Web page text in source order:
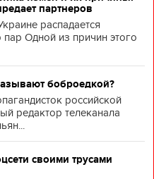
партнеров
распадается
Одной из причин этого
боброедкой?
российской
редактор телеканала
своими трусами